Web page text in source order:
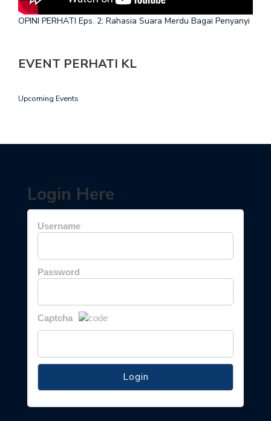
OPINI PERHATI Eps. 2: Rahasia Suara Merdu Bagai Penyanyi
EVENT PERHATI KL
Upcoming Events
Login Here
Username
Password
Captcha